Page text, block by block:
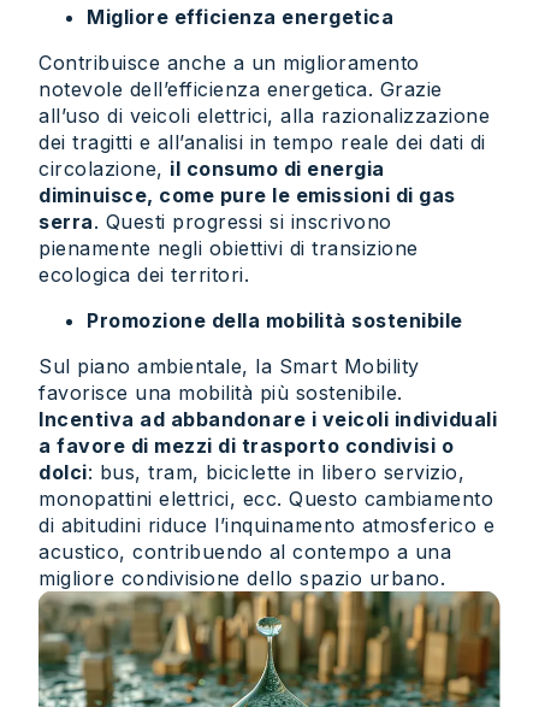
Migliore efficienza energetica
Contribuisce anche a un miglioramento
notevole dell’efficienza energetica. Grazie
all’uso di veicoli elettrici, alla razionalizzazione
dei tragitti e all’analisi in tempo reale dei dati di
circolazione, il consumo di energia
diminuisce, come pure le emissioni di gas
serra. Questi progressi si inscrivono
pienamente negli obiettivi di transizione
ecologica dei territori.
Promozione della mobilità sostenibile
Sul piano ambientale, la Smart Mobility
favorisce una mobilità più sostenibile.
Incentiva ad abbandonare i veicoli individuali
a favore di mezzi di trasporto condivisi o
dolci: bus, tram, biciclette in libero servizio,
monopattini elettrici, ecc. Questo cambiamento
di abitudini riduce l’inquinamento atmosferico e
acustico, contribuendo al contempo a una
migliore condivisione dello spazio urbano.